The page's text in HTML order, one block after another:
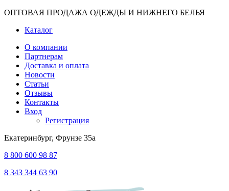
ОПТОВАЯ ПРОДАЖА ОДЕЖДЫ И НИЖНЕГО БЕЛЬЯ
Каталог
О компании
Партнерам
Доставка и оплата
Новости
Статьи
Отзывы
Контакты
Вход
Регистрация
Екатеринбург, Фрунзе 35а
8 800 600 98 87
8 343 344 63 90